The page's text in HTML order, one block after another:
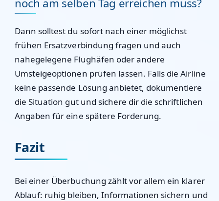
noch am selben Tag erreichen muss?
Dann solltest du sofort nach einer möglichst
frühen Ersatzverbindung fragen und auch
nahegelegene Flughäfen oder andere
Umsteigeoptionen prüfen lassen. Falls die Airline
keine passende Lösung anbietet, dokumentiere
die Situation gut und sichere dir die schriftlichen
Angaben für eine spätere Forderung.
Fazit
Bei einer Überbuchung zählt vor allem ein klarer
Ablauf: ruhig bleiben, Informationen sichern und